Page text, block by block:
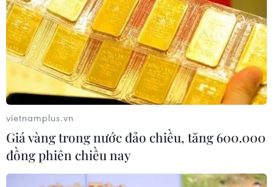
vietnamplus.vn
Giá vàng trong nước đảo chiều, tăng 600.000
đồng phiên chiều nay